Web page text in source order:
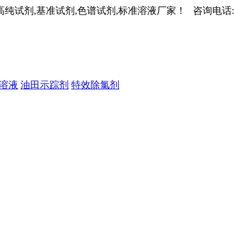
试剂,基准试剂,色谱试剂,标准溶液厂家！ 咨询电话:
液 油田示踪剂 特效除氯剂